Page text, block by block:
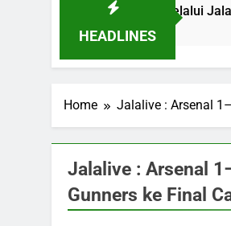
HEADLINES
Pukul 20.00 WIB Melalui Jalalive
Home Jalalive : Arsenal
Jalalive : Arsenal
Gunners ke Final